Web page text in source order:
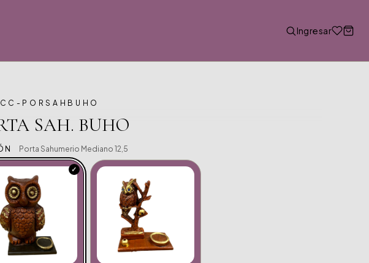
Ingresar
PORSAHBUHO
SAH. BUHO
Porta Sahumerio Mediano 12,5